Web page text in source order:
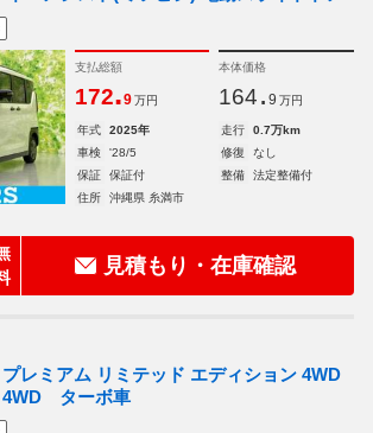
支払総額
172.9 万円
本体価格
164. 9 万円
年式 2025年 走行
0.7万km
車検
'28/5 修復
なし
保証
保証付 整備
法定整備付
住所
沖縄県 糸満市
見積もり・在庫確認
レミアム リミテッド エディション 4WD
ターボ車